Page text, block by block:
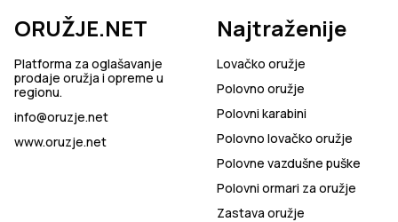
ORUŽJE.NET
Platforma za oglašavanje
prodaje oružja i opreme u
regionu.
info@oruzje.net
www.oruzje.net
Najtraženije
Lovačko oružje
Polovno oružje
Polovni karabini
Polovno lovačko oružje
Polovne vazdušne puške
Polovni ormari za oružje
Zastava oružje